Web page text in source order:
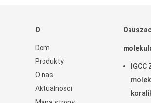
O
Dom
Produkty
O nas
Aktualności